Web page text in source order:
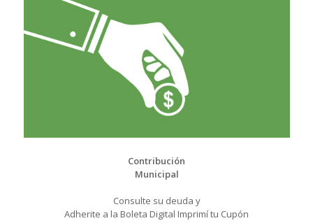
Contribución
Municipal
Consulte su deuda y
Adherite a la Boleta Digital Imprimí tu Cupón